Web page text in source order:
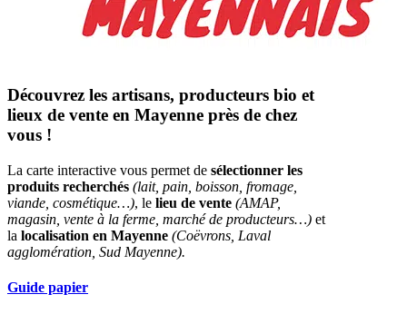
Découvrez les artisans, producteurs bio et
lieux de vente en Mayenne près de chez
vous !
La carte interactive vous permet de sélectionner les
produits recherchés (lait, pain, boisson, fromage,
viande, cosmétique…), le lieu de vente (AMAP,
magasin, vente à la ferme, marché de producteurs…) et
la localisation en Mayenne (Coëvrons, Laval
agglomération, Sud Mayenne).
Guide papier